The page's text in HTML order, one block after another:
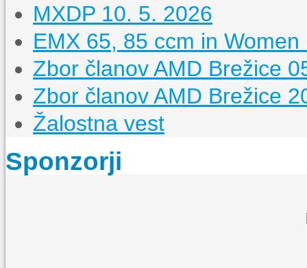
MXDP 10. 5. 2026
EMX 65, 85 ccm in
Zbor članov AMD Brežice
Zbor članov AMD Brežice
Žalostna vest
Sponzorji